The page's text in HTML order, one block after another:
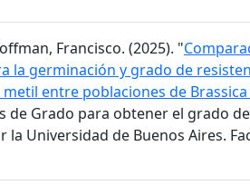
Francisco. (2025). "
la germinación y grado de
entre poblaciones de
de Grado para obtener el grado
la Universidad de Buenos Aires.